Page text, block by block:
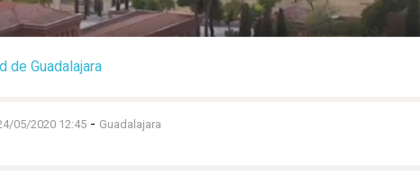
de Guadalajara
05/2020 12:45 - Guadalajara